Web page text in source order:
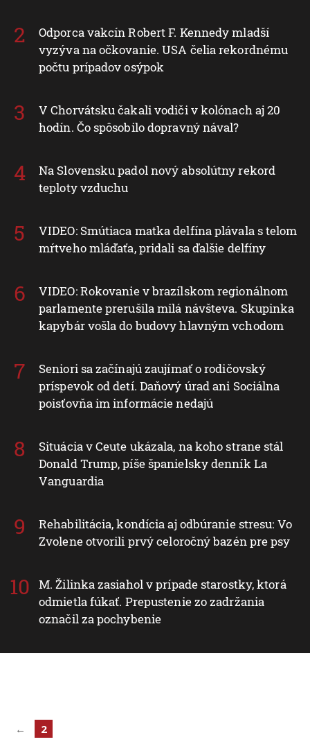
Odporca vakcín Robert F. Kennedy mladší
vyzýva na očkovanie. USA čelia rekordnému
počtu prípadov osýpok
V Chorvátsku čakali vodiči v kolónach aj 20
hodín. Čo spôsobilo dopravný nával?
Na Slovensku padol nový absolútny rekord
teploty vzduchu
VIDEO: Smútiaca matka delfína plávala s telom
mŕtveho mláďaťa, pridali sa ďalšie delfíny
VIDEO: Rokovanie v brazílskom regionálnom
parlamente prerušila milá návšteva. Skupinka
kapybár vošla do budovy hlavným vchodom
Seniori sa začínajú zaujímať o rodičovský
príspevok od detí. Daňový úrad ani Sociálna
poisťovňa im informácie nedajú
Situácia v Ceute ukázala, na koho strane stál
Donald Trump, píše španielsky denník La
Vanguardia
Rehabilitácia, kondícia aj odbúranie stresu: Vo
Zvolene otvorili prvý celoročný bazén pre psy
M. Žilinka zasiahol v prípade starostky, ktorá
odmietla fúkať. Prepustenie zo zadržania
označil za pochybenie
← 2